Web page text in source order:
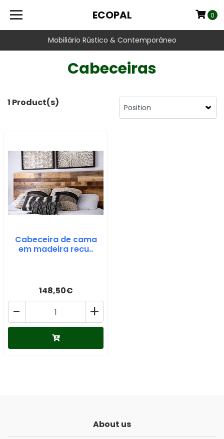
Mobiliário Rústico & Contemporâneo
ECOPAL 0
Cabeceiras
1 Product(s)
Cabeceira de cama
em madeira recu..
148,50€
+
-
About us